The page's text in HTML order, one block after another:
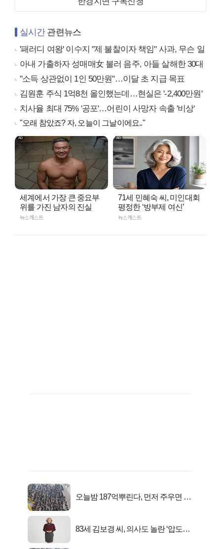
실시간관련뉴스
'패러디 여왕' 이수지 "제 불찰이자 책임" 사과, 무슨 일
아내 가출하자 성매매女 불러 음주, 아들 살해한 30대
"소득 상관없이 1인 50만원"…이달 초 지급 목표
김원훈 주식 1억8천 올인했는데…현실은 '-2,400만원'
치사율 최대 75% '공포'…어린이 사망자 속출 '비상'
"오래 참았죠? 자, 오늘이 그날이에요.."
세계에서 가장 큰 중요부
위를 가진 남자의 진실
뉴스캐스트
71세 민혜숙 씨, 미인대회
평정한 ‘방부제 여신’
뉴스캐스트
오늘밤 187억뿌린다, 먼저 주우면 최
83세 김보경 씨, 의사도 놀란 ‘압도적